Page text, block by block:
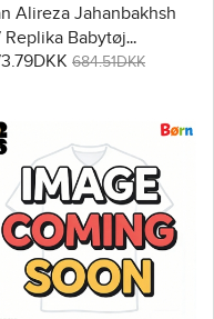
Alireza Jahanbakhsh
Replika Babytøj
Børn VM
684.51DKK